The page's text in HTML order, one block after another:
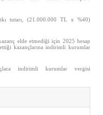
tutarı, (21.000.000 TL x %40)
elde etmediği için 2025 hesap
kazançlarına indirimli kurumlar
indirimli kurumlar vergisi